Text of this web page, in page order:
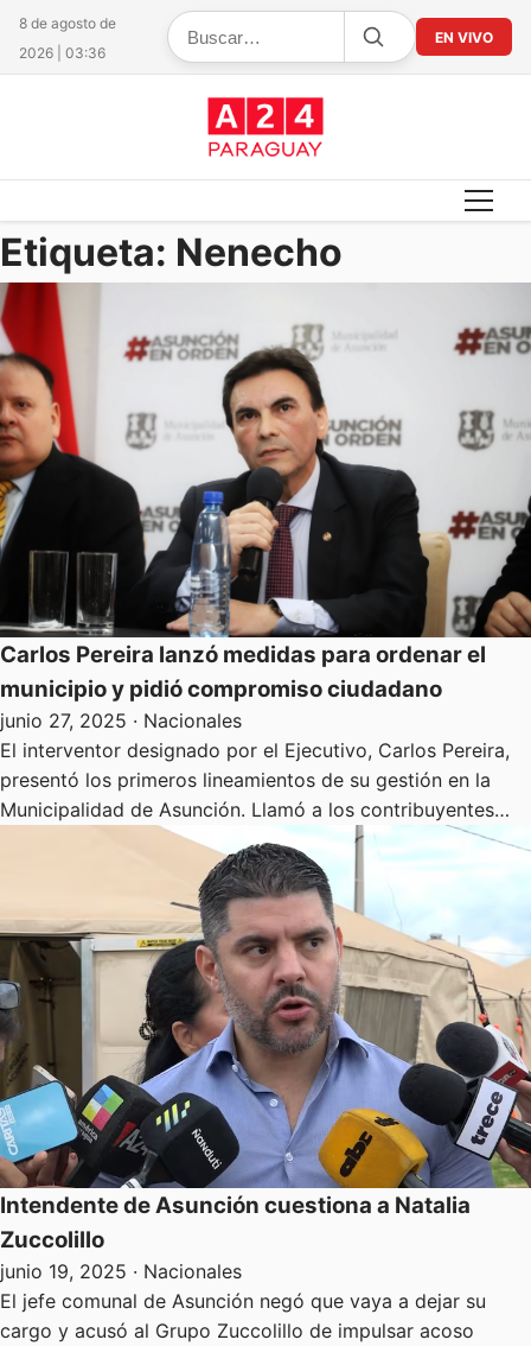
8 de agosto de
2026 | 03:36
EN VIVO
Etiqueta: Nenecho
Carlos Pereira lanzó medidas para ordenar el
municipio y pidió compromiso ciudadano
junio 27, 2025 · Nacionales
El interventor designado por el Ejecutivo, Carlos Pereira,
presentó los primeros lineamientos de su gestión en la
Municipalidad de Asunción. Llamó a los contribuyentes…
Intendente de Asunción cuestiona a Natalia
Zuccolillo
junio 19, 2025 · Nacionales
El jefe comunal de Asunción negó que vaya a dejar su
cargo y acusó al Grupo Zuccolillo de impulsar acoso